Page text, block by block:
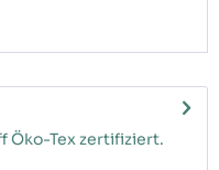
Öko-Tex zertifiziert.